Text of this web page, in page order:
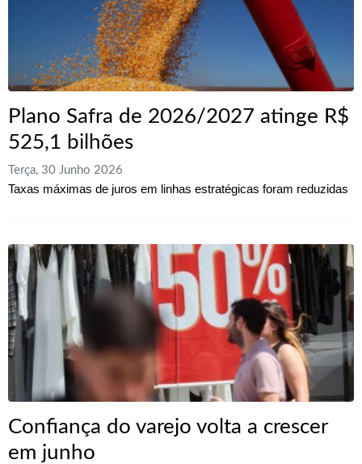
Plano Safra de 2026/2027 atinge R$
525,1 bilhões
Terça, 30 Junho 2026
Taxas máximas de juros em linhas estratégicas foram reduzidas
Confiança do varejo volta a crescer
em junho